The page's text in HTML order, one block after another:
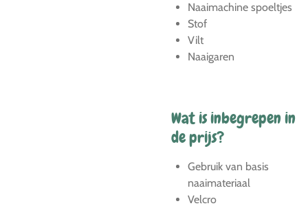
Naaimachine spoeltjes
Stof
Vilt
Naaigaren
Wat is inbegrepen in
de prijs?
Gebruik van basis
naaimateriaal
Velcro